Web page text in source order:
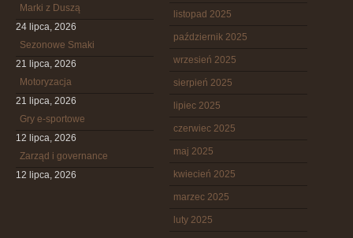
Marki z Duszą
24 lipca, 2026
Sezonowe Smaki
21 lipca, 2026
Motoryzacja
21 lipca, 2026
Gry e-sportowe
12 lipca, 2026
Zarząd i governance
12 lipca, 2026
listopad 2025
październik 2025
wrzesień 2025
sierpień 2025
lipiec 2025
czerwiec 2025
maj 2025
kwiecień 2025
marzec 2025
luty 2025